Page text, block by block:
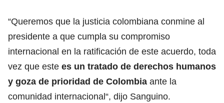
“Queremos que la justicia colombiana conmine al
presidente a que cumpla su compromiso
internacional en la ratificación de este acuerdo, toda
vez que este es un tratado de derechos humanos
y goza de prioridad de Colombia ante la
comunidad internacional“, dijo Sanguino.